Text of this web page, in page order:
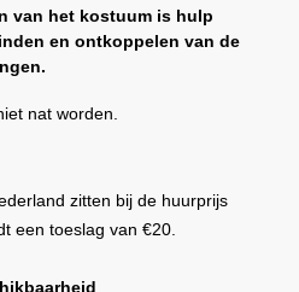
van het kostuum is hulp
en ontkoppelen van de
nat worden.
zitten bij de huurprijs
een toeslag van €20.